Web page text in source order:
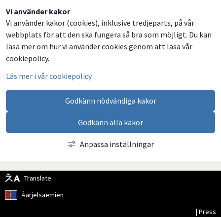
Vi använder kakor
Vi använder kakor (cookies), inklusive tredjeparts, på vår
webbplats för att den ska fungera så bra som möjligt. Du kan
läsa mer om hur vi använder cookies genom att läsa vår
cookiepolicy.
Läs mer i vår cookiepolicy
Godkänn nödvändiga kakor
Godkänn alla kakor
Anpassa inställningar
Translate
Åarjelsaemien
| Press
Dela
på
Facebook
Dela
på
Twitter
Dela
på
LinkedIn
Dela
via
email